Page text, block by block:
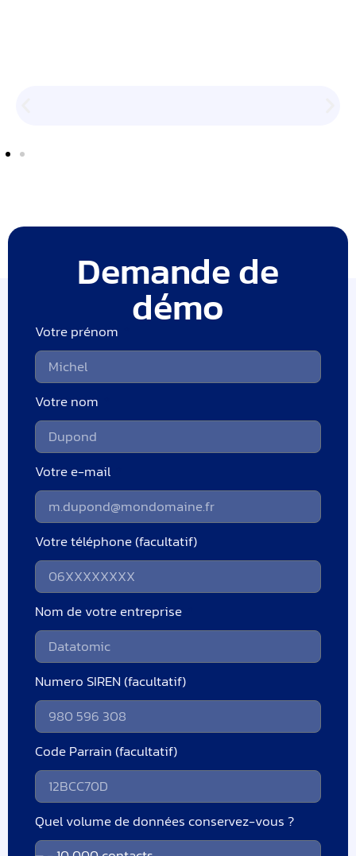
Demande de
démo
Votre prénom
Votre nom
Votre e-mail
Votre téléphone (facultatif)
Nom de votre entreprise
Numero SIREN (facultatif)
Code Parrain (facultatif)
Quel volume de données conservez-vous ?